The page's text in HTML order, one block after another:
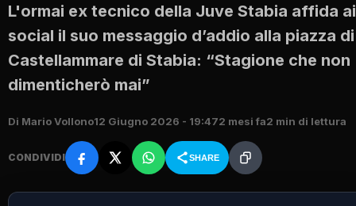
L'ormai ex tecnico della Juve Stabia affida ai
social il suo messaggio d’addio alla piazza di
Castellammare di Stabia: “Stagione che non
dimenticherò mai”
Di Mario Vollono12 Giugno 2026 - 19:472 mesi fa2 min di lettura
CONDIVIDI SHARE